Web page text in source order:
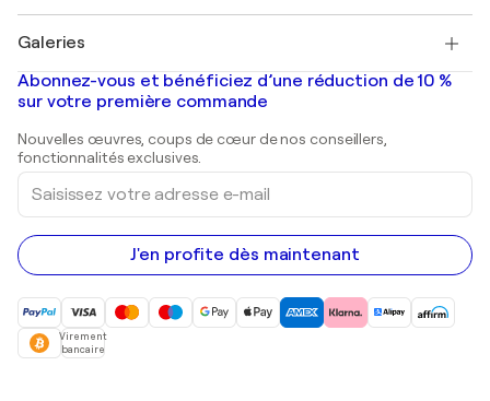
Banksy
Mr. Brainwash
Shepard Fairey
Tableaux abstraits à vendre
Peintures de paysage
Estampes
Peintures acryliques
Galeries
Galeries d'art en France
Galeries d'art en Belgique
Abonnez-vous et bénéficiez d’une réduction de 10 %
sur votre première commande
Nouvelles œuvres, coups de cœur de nos conseillers,
fonctionnalités exclusives.
Saisissez
votre
adresse
e-
mail
J'en profite dès maintenant
Virement
bancaire